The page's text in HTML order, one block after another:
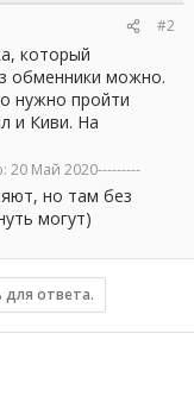
#2
который
обменники можно.
нужно пройти
и Киви. На
20 Май 2020---------
но там без
могут)
для ответа.